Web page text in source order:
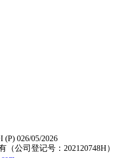
(P) 026/05/2026
公司登记号：202120748H）